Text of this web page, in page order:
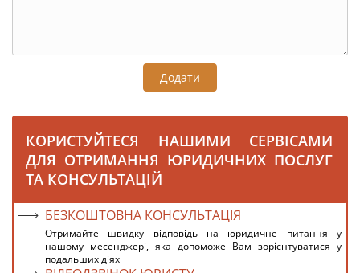
Додати
КОРИСТУЙТЕСЯ НАШИМИ СЕРВІСАМИ
ДЛЯ ОТРИМАННЯ ЮРИДИЧНИХ ПОСЛУГ
ТА КОНСУЛЬТАЦІЙ
БЕЗКОШТОВНА КОНСУЛЬТАЦІЯ
Отримайте швидку відповідь на юридичне питання у
нашому месенджері, яка допоможе Вам зорієнтуватися у
подальших діях